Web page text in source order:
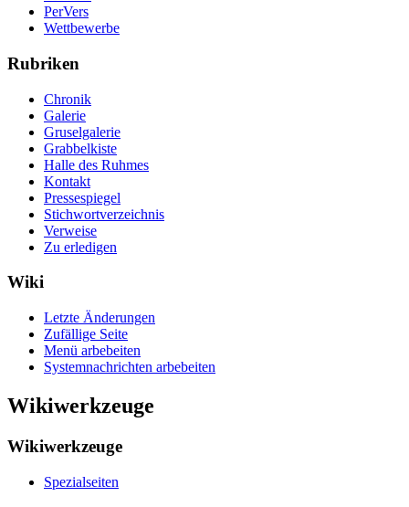
PerVers
Wettbewerbe
Rubriken
Chronik
Galerie
Gruselgalerie
Grabbelkiste
Halle des Ruhmes
Kontakt
Pressespiegel
Stichwortverzeichnis
Verweise
Zu erledigen
Wiki
Letzte Änderungen
Zufällige Seite
Menü arbebeiten
Systemnachrichten arbebeiten
Wikiwerkzeuge
Wikiwerkzeuge
Spezialseiten